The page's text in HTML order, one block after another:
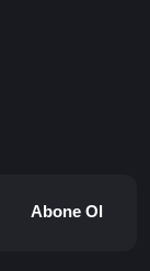
Abone Ol